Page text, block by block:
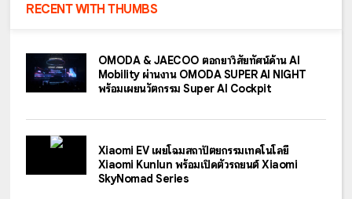
RECENT WITH THUMBS
OMODA & JAECOO ตอกย้ำวิสัยทัศน์ด้าน AI
Mobility ผ่านงาน OMODA SUPER AI NIGHT
พร้อมเผยนวัตกรรม Super AI Cockpit
Xiaomi EV เผยโฉมสถาปัตยกรรมเทคโนโลยี
Xiaomi Kunlun พร้อมเปิดตัวรถยนต์ Xiaomi
SkyNomad Series